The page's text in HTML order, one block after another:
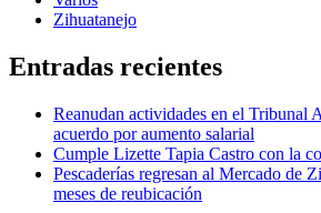
Zihuatanejo
Entradas recientes
Reanudan actividades en el Tribunal
acuerdo por aumento salarial
Cumple Lizette Tapia Castro con la
Pescaderías regresan al Mercado de
meses de reubicación